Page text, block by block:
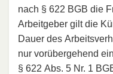
nach § 622 BGB die
Arbeitgeber gilt die
Dauer des
nur vorübergehend
§ 622 Abs. 5 Nr. 1